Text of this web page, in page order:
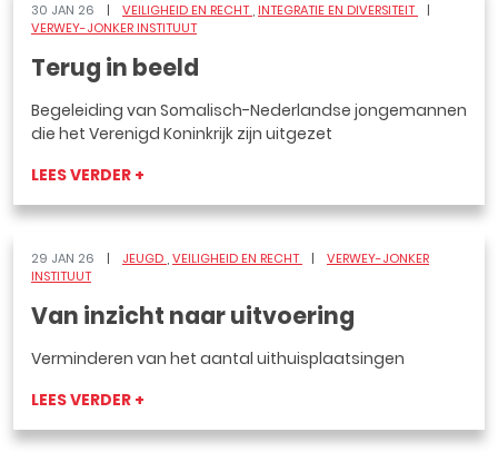
30 JAN 26 VEILIGHEID EN RECHT INTEGRATIE EN DIVERSITEIT
VERWEY-JONKER INSTITUUT
Terug in beeld
Begeleiding van Somalisch-Nederlandse jongemannen
die het Verenigd Koninkrijk zijn uitgezet
LEES VERDER +
29 JAN 26 JEUGD VEILIGHEID EN RECHT
VERWEY-JONKER
INSTITUUT
Van inzicht naar uitvoering
Verminderen van het aantal uithuisplaatsingen
LEES VERDER +